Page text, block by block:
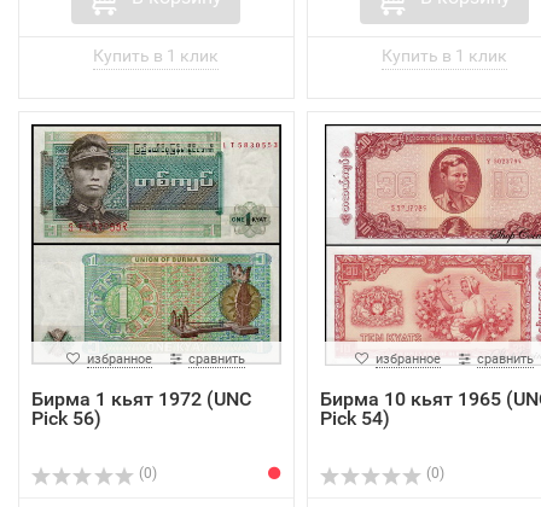
избранное сравнить
Бирма 1 кьят 1972 (UNC
Pick 56)
(0)
избранное сравнить
Бирма 10 кьят 1965
Pick 54)
(0)